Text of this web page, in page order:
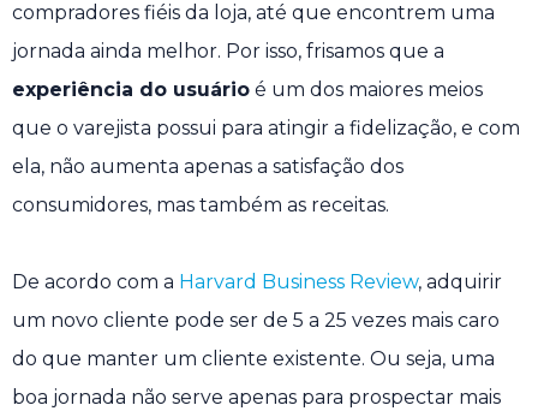
compradores fiéis da loja, até que encontrem uma
jornada ainda melhor. Por isso, frisamos que a
experiência do usuário é um dos maiores meios
que o varejista possui para atingir a fidelização, e com
ela, não aumenta apenas a satisfação dos
consumidores, mas também as receitas.
De acordo com a Harvard Business Review, adquirir
um novo cliente pode ser de 5 a 25 vezes mais caro
do que manter um cliente existente. Ou seja, uma
boa jornada não serve apenas para prospectar mais